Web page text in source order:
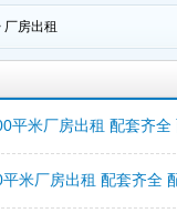
厂房出租
平米厂房出租 配套齐
米厂房出租 配套齐全